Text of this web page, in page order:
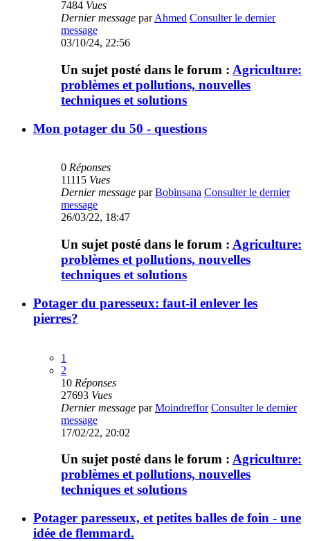
7484 Vues
Dernier message parAhmed Consulter le dernier
message
03/10/24, 22:56
Un sujet posté dans le forum : Agriculture:
problèmes et pollutions, nouvelles
techniques et solutions
Mon potager du 50 - questions
0 Réponses
11115 Vues
Dernier message parBobinsana Consulter le dernier
message
26/03/22, 18:47
Un sujet posté dans le forum : Agriculture:
problèmes et pollutions, nouvelles
techniques et solutions
Potager du paresseux: faut-il enlever les
pierres?
1
2
10 Réponses
27693 Vues
Dernier message parMoindreffor Consulter le dernier
message
17/02/22, 20:02
Un sujet posté dans le forum : Agriculture:
problèmes et pollutions, nouvelles
techniques et solutions
Potager paresseux, et petites balles de foin - une
idée de flemmard.